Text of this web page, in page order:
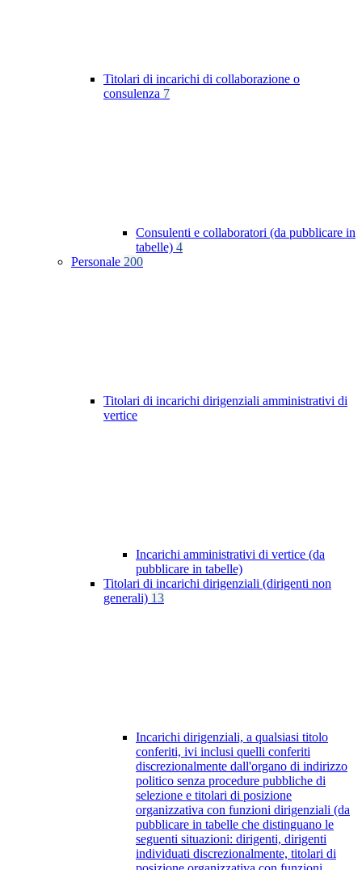
Titolari di incarichi di collaborazione o
consulenza 7
Consulenti e collaboratori (da pubblicare in
tabelle) 4
Personale 200
Titolari di incarichi dirigenziali amministrativi di
vertice
Incarichi amministrativi di vertice (da
pubblicare in tabelle)
Titolari di incarichi dirigenziali (dirigenti non
generali) 13
Incarichi dirigenziali, a qualsiasi titolo
conferiti, ivi inclusi quelli conferiti
discrezionalmente dall'organo di indirizzo
politico senza procedure pubbliche di
selezione e titolari di posizione
organizzativa con funzioni dirigenziali (da
pubblicare in tabelle che distinguano le
seguenti situazioni: dirigenti, dirigenti
individuati discrezionalmente, titolari di